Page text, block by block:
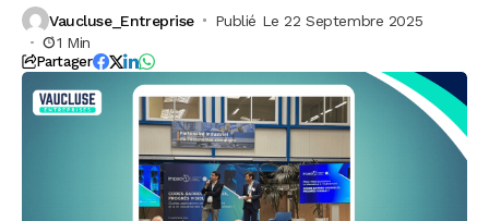
Vaucluse_Entreprise
Publié Le 22 Septembre 2025
1 Min
Partager